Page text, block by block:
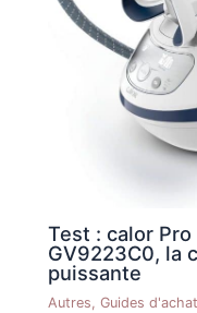
Test : calor
GV9223C0, la
puissante
Autres,Guides